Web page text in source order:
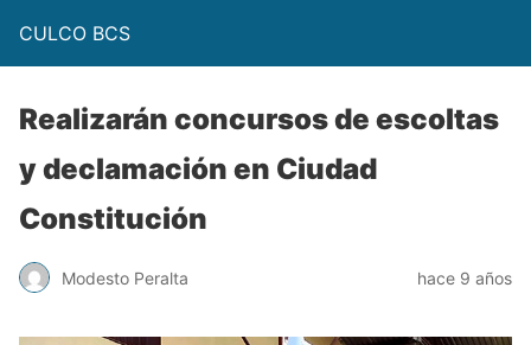
CULCO BCS
Realizarán concursos de escoltas
y declamación en Ciudad
Constitución
Modesto Peralta hace 9 años